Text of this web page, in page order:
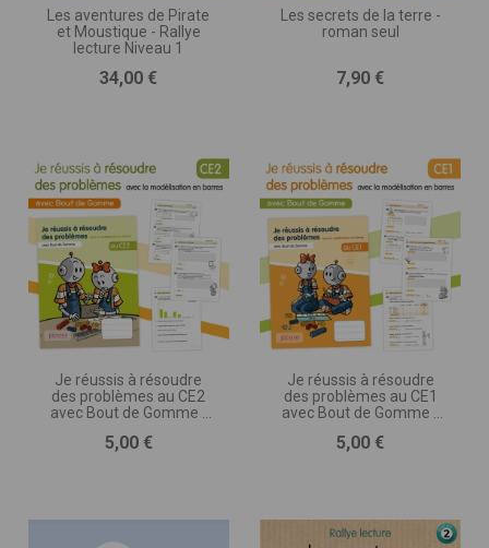
Les aventures de Pirate
et Moustique - Rallye
lecture Niveau 1
Prix
34,00 €
Les secrets de la terre -
roman seul
Prix
7,90 €
Je réussis à résoudre
des problèmes au CE2
avec Bout de Gomme -
barres
Prix
5,00 €
Je réussis à résoudre
des problèmes au CE1
avec Bout de Gomme -
barres
Prix
5,00 €